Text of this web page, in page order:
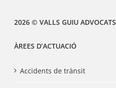
2026 © VALLS GUIU ADVOCATS
ÀREES D’ACTUACIÓ
Accidents de trànsit